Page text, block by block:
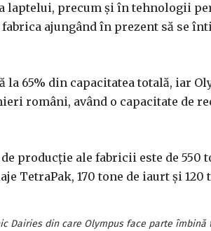
laptelui, precum şi în tehnologii
ajungând în prezent să se
la 65% din capacitatea totală, iar
români, având o capacitate de
producţie ale fabricii este de 550
TetraPak, 170 tone de iaurt şi 120
Dairies din care Olympus face parte